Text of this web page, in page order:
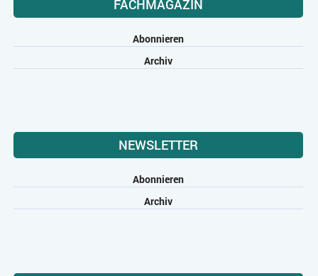
FACHMAGAZIN
Abonnieren
Archiv
NEWSLETTER
Abonnieren
Archiv